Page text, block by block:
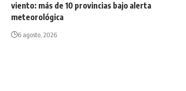
viento: más de 10 provincias bajo alerta
meteorológica
6 agosto, 2026